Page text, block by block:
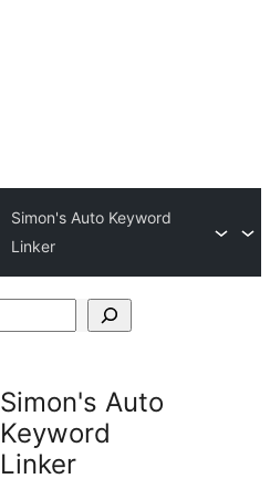
Simon's Auto Keyword
Linker
Simon's Auto
Keyword
Linker